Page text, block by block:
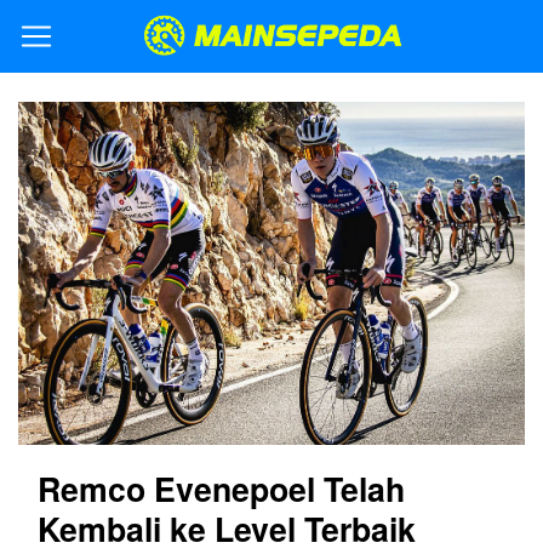
Remco Evenepoel Telah
Kembali ke Level Terbaik